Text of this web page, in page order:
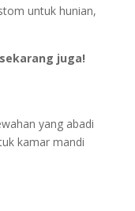
untuk hunian,
juga!
yang abadi
kamar mandi